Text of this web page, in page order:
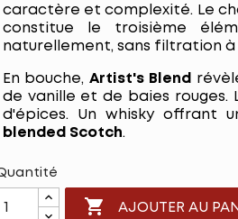
caractère et complexité. Le
constitue le troisième
naturellement, sans filtration
En bouche, Artist's Blend
de vanille et de baies
d'épices. Un whisky offrant
blended Scotch.
 AJOUTER AU